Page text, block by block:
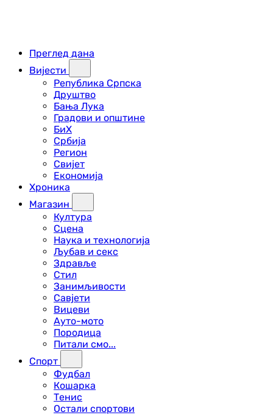
Преглед дана
Вијести
Република Српска
Друштво
Бања Лука
Градови и општине
БиХ
Србија
Регион
Свијет
Економија
Хроника
Магазин
Култура
Сцена
Наука и технологија
Љубав и секс
Здравље
Стил
Занимљивости
Савјети
Вицеви
Ауто-мото
Породица
Питали смо...
Спорт
Фудбал
Кошарка
Тенис
Остали спортови